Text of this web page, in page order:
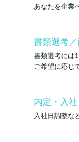
あなたを企業
書類選考
書類選考には
ご希望に応じ
内定・入社
入社日調整な